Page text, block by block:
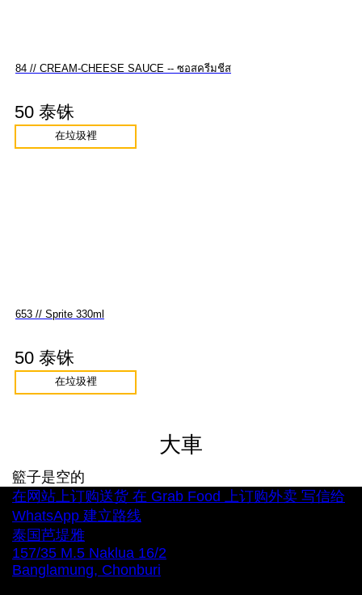
84 // CREAM-CHEESE SAUCE -- ซอสครีมชีส
50 泰铢
在垃圾裡
653 // Sprite 330ml
50 泰铢
在垃圾裡
大車
籃子是空的
在网站上订购送货 在 Grab Food 上订购外卖 写信给
WhatsApp 建立路线
泰国芭堤雅
157/35 M.5 Naklua 16/2
Banglamung, Chonburi